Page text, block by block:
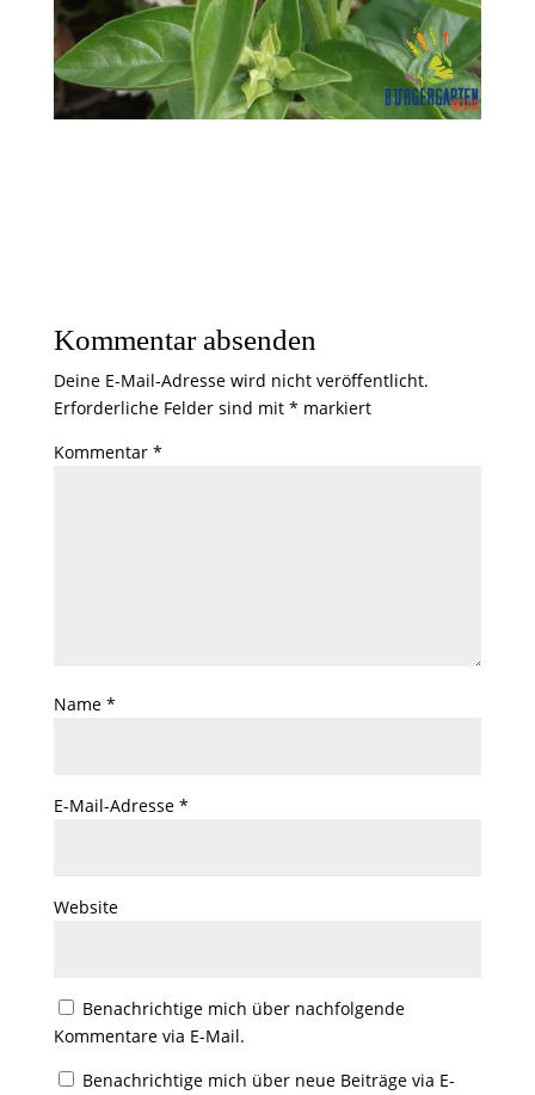
Kommentar absenden
Deine E-Mail-Adresse wird nicht veröffentlicht.
Erforderliche Felder sind mit * markiert
Kommentar *
Name *
E-Mail-Adresse *
Website
Benachrichtige mich über nachfolgende
Kommentare via E-Mail.
Benachrichtige mich über neue Beiträge via E-